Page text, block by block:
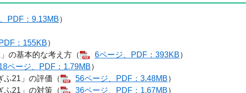
PDF：9.13MB）
：155KB）
の基本的な考え方（
6ページ、PDF：393KB）
ページ、PDF：1.79MB）
ふ21」の評価（
56ページ、PDF：3.48MB）
ふ21」の対策（
36ページ、PDF：1.67MB）